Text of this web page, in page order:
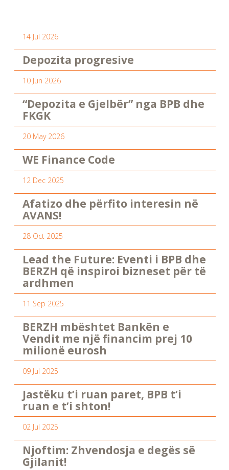
14 Jul 2026
Depozita progresive
10 Jun 2026
“Depozita e Gjelbër” nga BPB dhe
FKGK
20 May 2026
WE Finance Code
12 Dec 2025
Afatizo dhe përfito interesin në
AVANS!
28 Oct 2025
Lead the Future: Eventi i BPB dhe
BERZH që inspiroi bizneset për të
ardhmen
11 Sep 2025
BERZH mbështet Bankën e
Vendit me një financim prej 10
milionë eurosh
09 Jul 2025
Jastëku t’i ruan paret, BPB t’i
ruan e t’i shton!
02 Jul 2025
Njoftim: Zhvendosja e degës së
Gjilanit!